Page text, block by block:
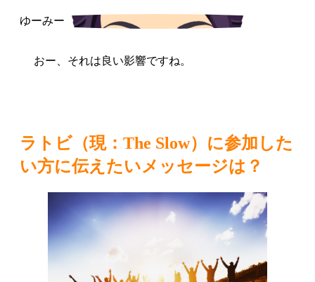
おー、それは良い影響ですね。
ラトビ（現：The Slow）に参加した
い方に伝えたいメッセージは？